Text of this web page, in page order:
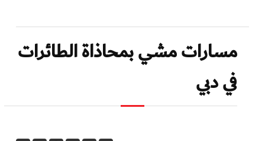
مسارات مشي بمحاذاة الطائرات
في دبي